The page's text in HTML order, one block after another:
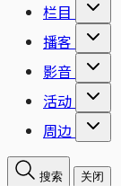
栏目
播客
影音
活动
周边
搜索 关闭